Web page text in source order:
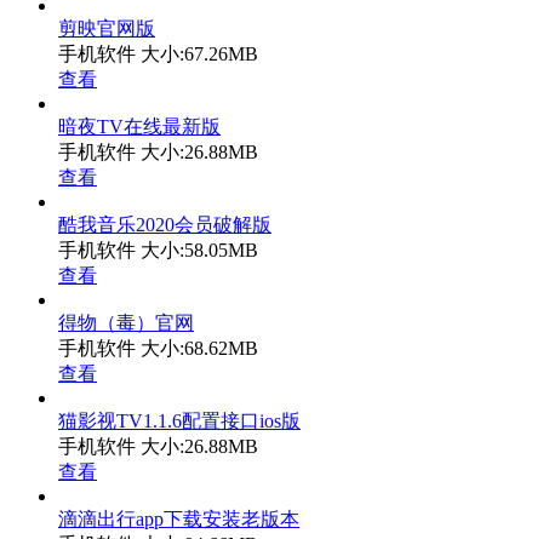
剪映官网版
手机软件 大小:67.26MB
查看
暗夜TV在线最新版
手机软件 大小:26.88MB
查看
酷我音乐2020会员破解版
手机软件 大小:58.05MB
查看
得物（毒）官网
手机软件 大小:68.62MB
查看
猫影视TV1.1.6配置接口ios版
手机软件 大小:26.88MB
查看
滴滴出行app下载安装老版本